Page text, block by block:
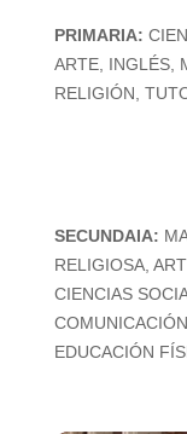
PRIMARIA:
ARTE, INGLÉS,
RELIGIÓN,
SECUNDAIA:
RELIGIOSA,
CIENCIAS
COMUNICACIÓN,
EDUCACIÓN